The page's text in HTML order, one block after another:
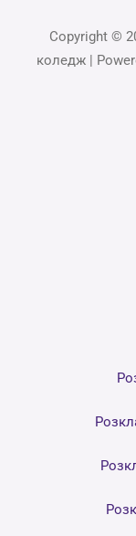
Copyright ©
коледж |